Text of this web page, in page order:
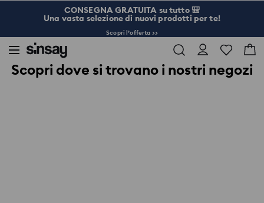
CONSEGNA GRATUITA su tutto 🎒
Una vasta selezione di nuovi prodotti per te!
Scopri l’offerta >>
Scopri dove si trovano i nostri negozi